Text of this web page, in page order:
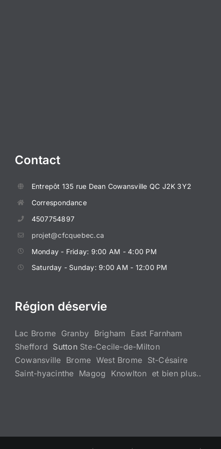
Contact
Entrepôt 135 rue Dean Cowansville QC J2K 3Y2
Correspondance
4507754897
projet@cfcquebec.ca
Monday - Friday: 9:00 AM - 4:00 PM
Saturday - Sunday: 9:00 AM - 12:00 PM
Région déservie
Lac Brome Granby Brigham East Farnham
Shefford SuttonSte-Cecile-de-Milton
Cowansville Brome West Brome St-Césaire
Saint-hyacinthe Magog Knowlton et bien plus..